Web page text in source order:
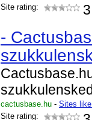
Site rating:
-
cactusbase.hu - Sites
Site rating: